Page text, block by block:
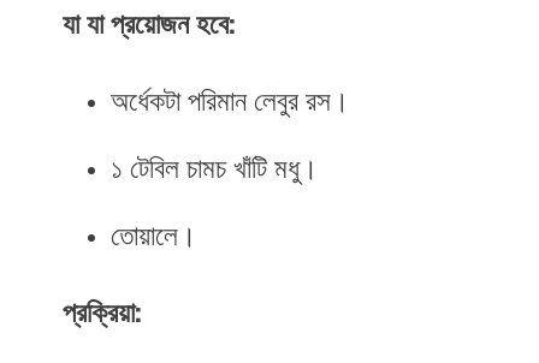
যা যা প্রয়োজন হবে:
অর্ধেকটা পরিমান লেবুর রস।
১ টেবিল চামচ খাঁটি মধু।
তোয়ালে।
প্রক্রিয়া: